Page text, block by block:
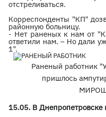
отстреливаться.
Корреспонденты "КП"
районную больницу.
- Нет раненых к нам от
ответили нам. – Но дали
1".
Раненый работник
пришлось
15.05. В Днепропетровске